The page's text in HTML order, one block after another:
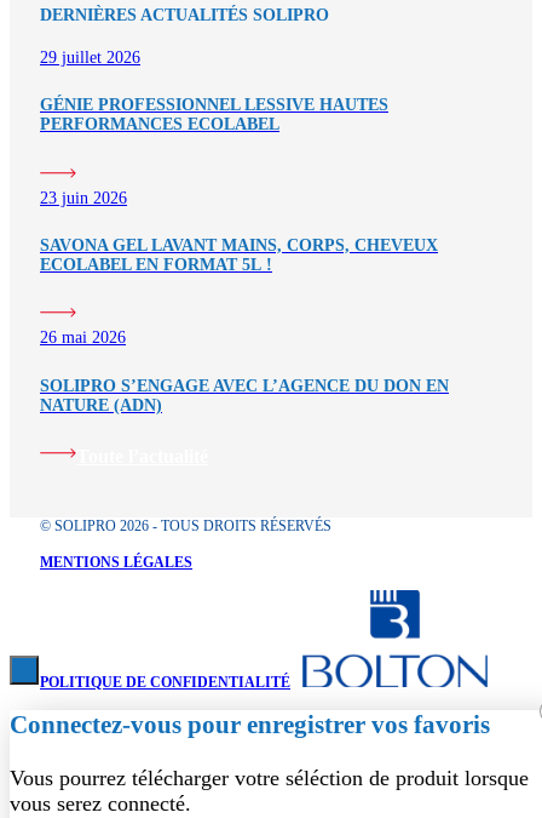
DERNIÈRES ACTUALITÉS SOLIPRO
29 juillet 2026
GÉNIE PROFESSIONNEL LESSIVE HAUTES
PERFORMANCES ECOLABEL
23 juin 2026
SAVONA GEL LAVANT MAINS, CORPS, CHEVEUX
ECOLABEL EN FORMAT 5L !
26 mai 2026
SOLIPRO S’ENGAGE AVEC L’AGENCE DU DON EN
NATURE (ADN)
© SOLIPRO 2026 - TOUS DROITS RÉSERVÉS
MENTIONS LÉGALES
POLITIQUE DE CONFIDENTIALITÉ
Connectez-vous pour enregistrer vos favoris
Vous pourrez télécharger votre séléction de produit lorsque
vous serez connecté.